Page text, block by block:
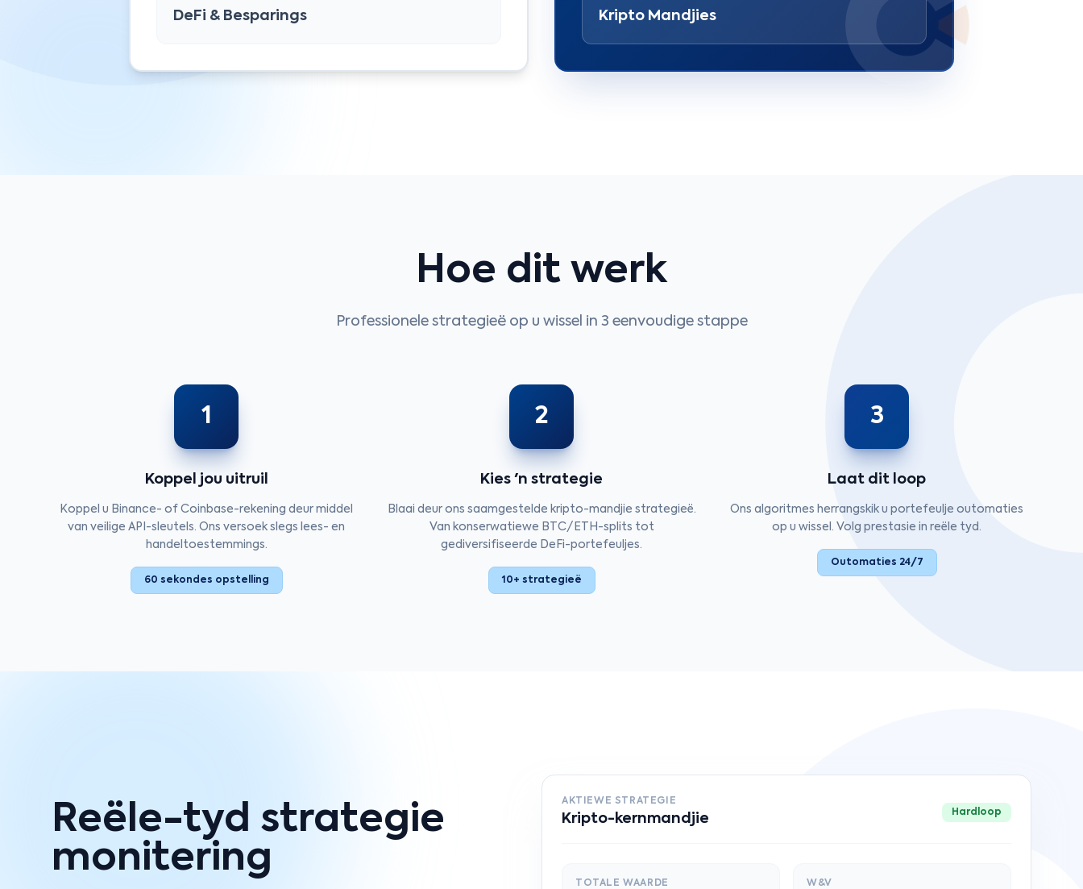
DeFi & Besparings Kripto Mandjies
Hoe dit werk
Professionele strategieë op u wissel in 3 eenvoudige stappe
1
Koppel jou uitruil
Koppel u Binance- of Coinbase-rekening deur middel
van veilige API-sleutels. Ons versoek slegs lees- en
handeltoestemmings.
60 sekondes opstelling
2
Kies 'n strategie
Blaai deur ons saamgestelde kripto-mandjie strategieë.
Van konserwatiewe BTC/ETH-splits tot
gediversifiseerde DeFi-portefeuljes.
10+ strategieë
3
Laat dit loop
Ons algoritmes herrangskik u portefeulje outomaties
op u wissel. Volg prestasie in reële tyd.
Outomaties 24/7
Reële-tyd strategie
monitering
AKTIEWE STRATEGIE
Kripto-kernmandjie Hardloop
TOTALE WAARDE W&V